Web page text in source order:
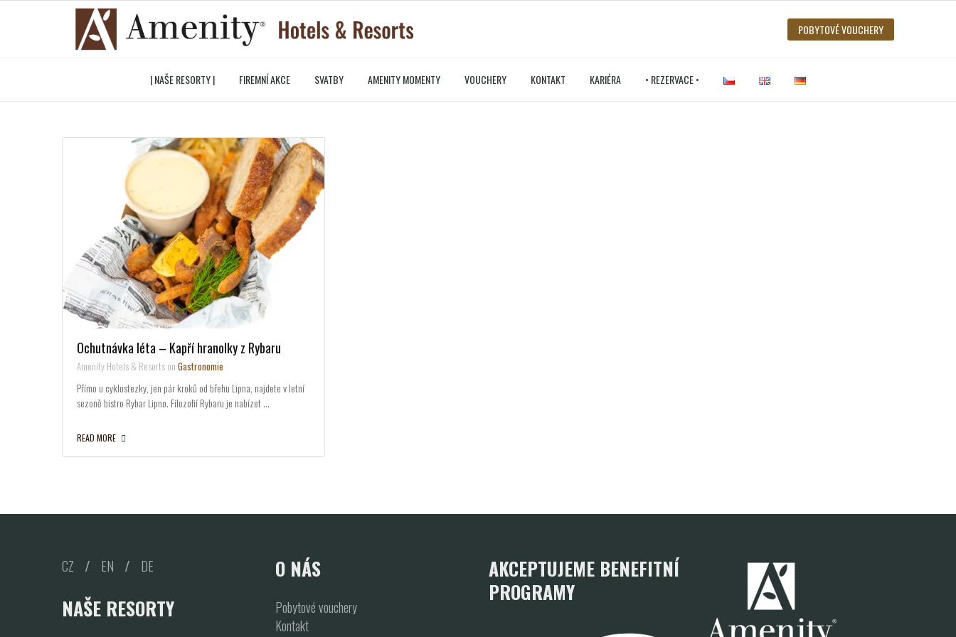
POBYTOVÉ VOUCHERY
| NAŠE RESORTY | FIREMNÍ AKCE SVATBY AMENITY MOMENTY VOUCHERY KONTAKT KARIÉRA • REZERVACE •
Ochutnávka léta – Kapří hranolky z Rybaru
Amenity Hotels & Resorts on Gastronomie
Přímo u cyklostezky, jen pár kroků od břehu Lipna, najdete v letní
sezoně bistro Rybar Lipno. Filozofií Rybaru je nabízet …
READ MORE
CZ / EN / DE
NAŠE RESORTY
O NÁS
Pobytové vouchery
Kontakt
AKCEPTUJEME BENEFITNÍ
PROGRAMY